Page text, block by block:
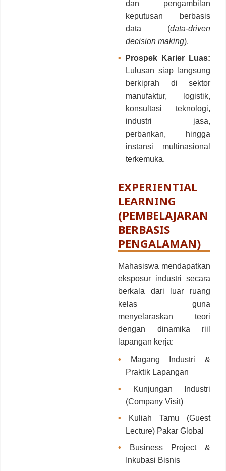
dan pengambilan
keputusan berbasis
data (data-driven
decision making).
•
Prospek Karier Luas:
Lulusan siap langsung
berkiprah di sektor
manufaktur, logistik,
konsultasi teknologi,
industri jasa,
perbankan, hingga
instansi multinasional
terkemuka.
EXPERIENTIAL
LEARNING
(PEMBELAJARAN
BERBASIS
PENGALAMAN)
Mahasiswa mendapatkan
eksposur industri secara
berkala dari luar ruang
kelas guna
menyelaraskan teori
dengan dinamika riil
lapangan kerja:
• Magang Industri &
Praktik Lapangan
• Kunjungan Industri
(Company Visit)
• Kuliah Tamu (Guest
Lecture) Pakar Global
• Business Project &
Inkubasi Bisnis